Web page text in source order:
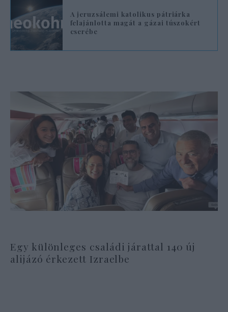
A jeruzsálemi katolikus pátriárka
felajánlotta magát a gázai túszokért
cserébe
Egy különleges családi járattal 140 új
alijázó érkezett Izraelbe